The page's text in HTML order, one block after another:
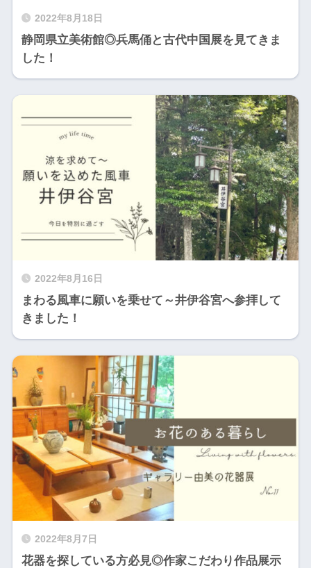
2022年8月18日
静岡県立美術館◎兵馬俑と古代中国展を見てきま
した！
2022年8月16日
まわる風車に願いを乗せて～井伊谷宮へ参拝して
きました！
2022年8月7日
花器を探している方必見◎作家こだわり作品展示